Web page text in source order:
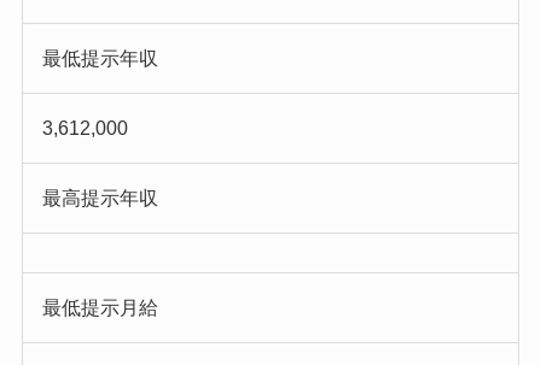
最低提示年収
3,612,000
最高提示年収
最低提示月給